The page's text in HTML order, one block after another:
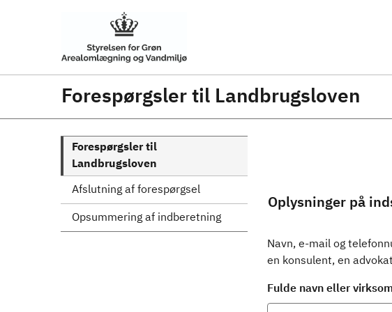
Forespørgsler til Landbrugsloven
Forespørgsler til
Landbrugsloven
Afslutning af forespørgsel
Opsummering af indberetning
Oplysninger på
Navn, e-mail og
en konsulent, en
Fulde navn eller